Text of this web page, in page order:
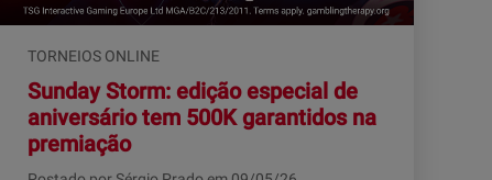
TORNEIOS ONLINE
Sunday Storm: edição especial de
aniversário tem 500K garantidos na
premiação